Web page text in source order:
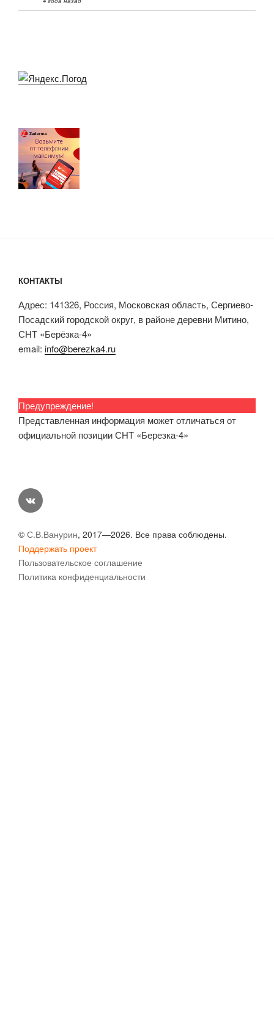
КОНТАКТЫ
Адрес: 141326, Россия, Московская область, Сергиево-
Посадский городской округ, в районе деревни Митино,
СНТ «Берёзка-4»
email: info@berezka4.ru
Предупреждение!
Представленная информация может отличаться от
официальной позиции СНТ «Березка-4»
vk
© С.В.Ванурин, 2017—2026. Все права соблюдены.
Поддержать проект
Пользовательское соглашение
Политика конфиденциальности